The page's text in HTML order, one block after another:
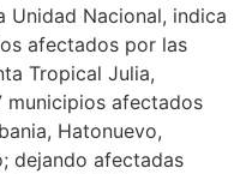
Nacional, indica
afectados por las
Tropical Julia,
municipios afectados
Hatonuevo,
dejando afectadas